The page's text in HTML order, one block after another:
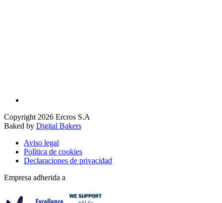
Copyright 2026 Ercros S.A
Baked by Digital Bakers
Aviso legal
Política de cookies
Declaraciones de privacidad
Empresa adherida a